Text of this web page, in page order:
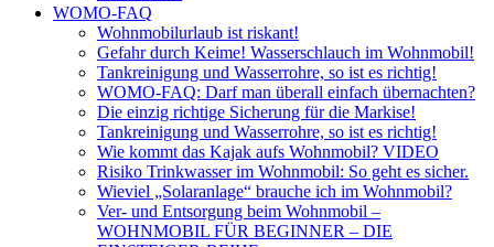
WOMO-FAQ
Wohnmobilurlaub ist riskant!
Gefahr durch Keime! Wasserschlauch im Wohnmobil!
Tankreinigung und Wasserrohre, so ist es richtig!
WOMO-FAQ: Darf man überall einfach übernachten?
Die einzig richtige Sicherung für die Markise!
Tankreinigung und Wasserrohre, so ist es richtig!
Wie kommt das Kajak aufs Wohnmobil? VIDEO
Risiko Trinkwasser im Wohnmobil: So geht es sicher.
Wieviel „Solaranlage“ brauche ich im Wohnmobil?
Ver- und Entsorgung beim Wohnmobil –
WOHNMOBIL FÜR BEGINNER – DIE